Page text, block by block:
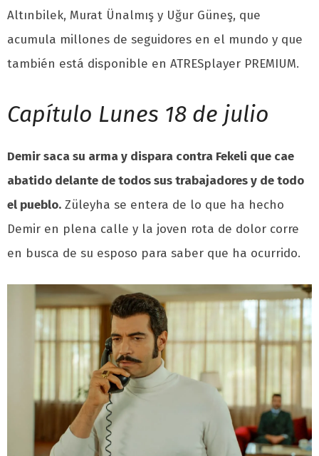
Altınbilek, Murat Ünalmış y Uğur Güneş, que
acumula millones de seguidores en el mundo y que
también está disponible en ATRESplayer PREMIUM.
Capítulo Lunes 18 de julio
Demir saca su arma y dispara contra Fekeli que cae
abatido delante de todos sus trabajadores y de todo
el pueblo. Züleyha se entera de lo que ha hecho
Demir en plena calle y la joven rota de dolor corre
en busca de su esposo para saber que ha ocurrido.